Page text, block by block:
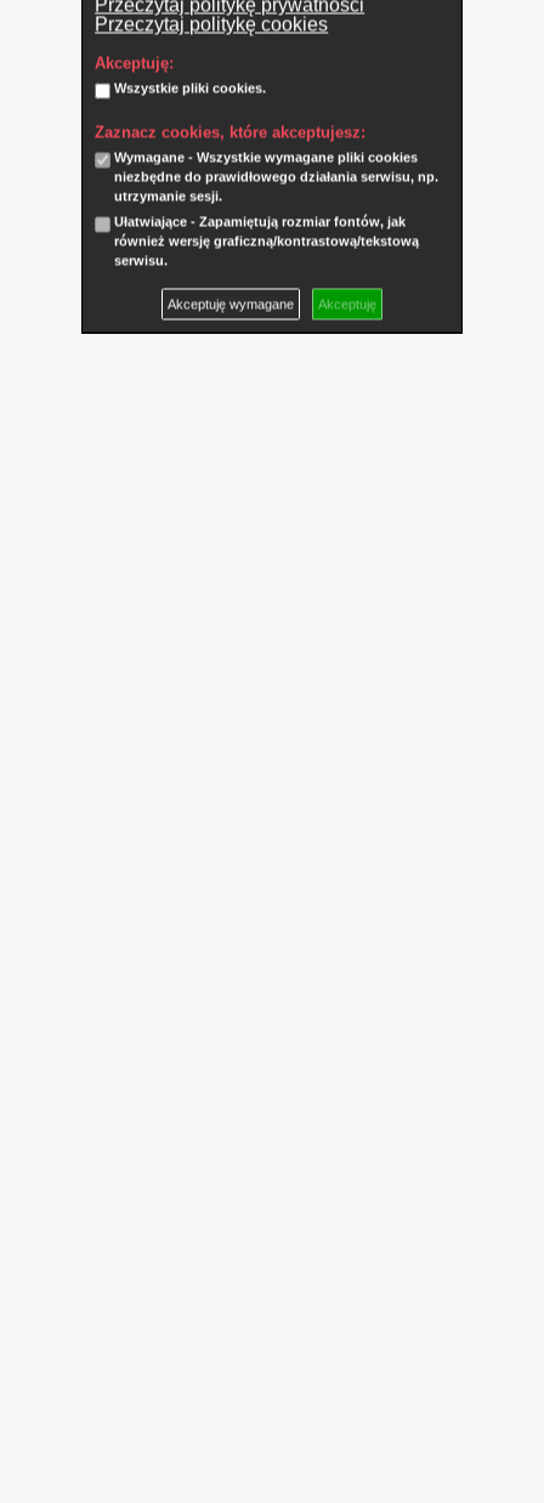
Przeczytaj politykę prywatności
Przeczytaj politykę cookies
Akceptuję:
Wszystkie pliki cookies.
Zaznacz cookies, które akceptujesz:
Wymagane - Wszystkie wymagane pliki cookies
niezbędne do prawidłowego działania serwisu, np.
utrzymanie sesji.
Ułatwiające - Zapamiętują rozmiar fontów, jak
również wersję graficzną/kontrastową/tekstową
serwisu.
Akceptuję wymagane Akceptuję